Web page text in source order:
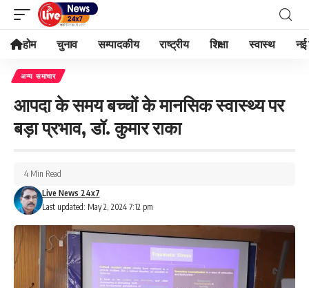
होम चुनाव सम्पादकीय राष्ट्रीय शिक्षा स्वास्थ नई
अन्य समाचार
आपदा के समय बच्चों के मानसिक स्वास्थ्य पर
बड़ा प्रभाव, डॉ. कुमार राका
Last updated: May 2, 2024 7:12 pm
Live News 24x7
4 Min Read